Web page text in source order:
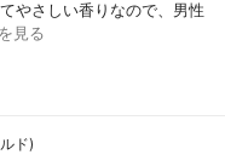
やさしい香りなので、男性
見る
ド)